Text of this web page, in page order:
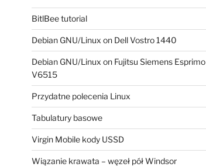
BitlBee tutorial
Debian GNU/Linux on Dell Vostro 1440
Debian GNU/Linux on Fujitsu Siemens Esprimo
V6515
Przydatne polecenia Linux
Tabulatury basowe
Virgin Mobile kody USSD
Wiązanie krawata – węzeł pół Windsor